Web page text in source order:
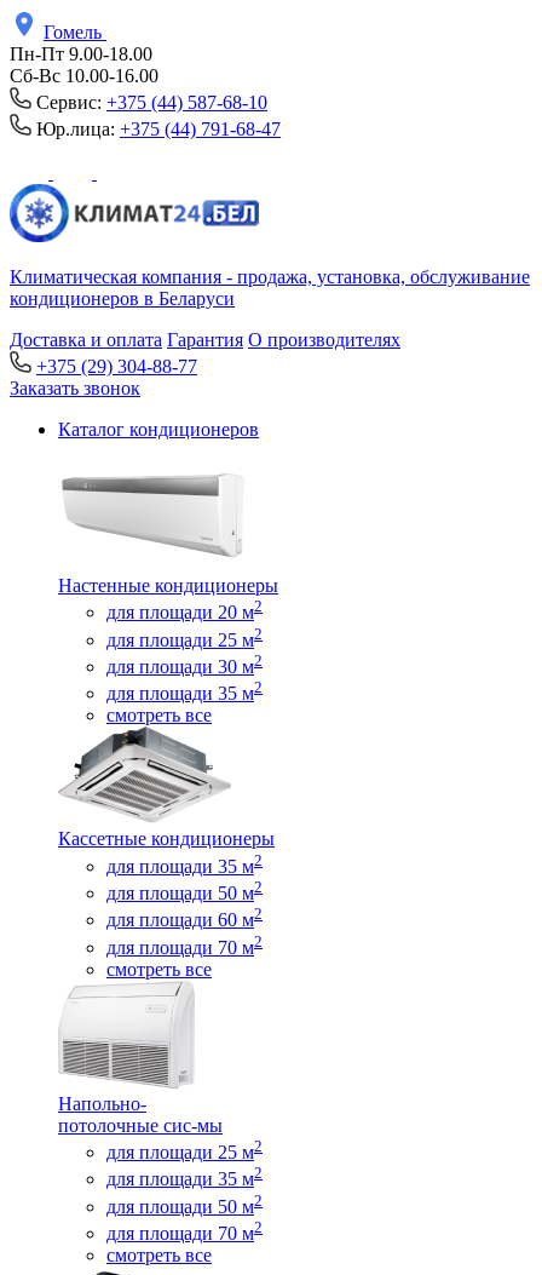
Гомель
Пн-Пт 9.00-18.00
Сб-Вс 10.00-16.00
Сервис: +375 (44) 587-68-10
Юр.лица: +375 (44) 791-68-47
Климатическая компания - продажа, установка, обслуживание
кондиционеров в Беларуси
Доставка и оплата Гарантия О производителях
+375 (29) 304-88-77
Заказать звонок
Каталог кондиционеров
Настенные кондиционеры
для площади 20 м2
для площади 25 м2
для площади 30 м2
для площади 35 м2
смотреть все
Кассетные кондиционеры
для площади 35 м2
для площади 50 м2
для площади 60 м2
для площади 70 м2
смотреть все
Напольно-
потолочные сис-мы
для площади 25 м2
для площади 35 м2
для площади 50 м2
для площади 70 м2
смотреть все